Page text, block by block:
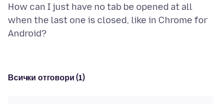
How can I just have no tab be opened at all
when the last one is closed, like in Chrome for
Всички отговори (1)